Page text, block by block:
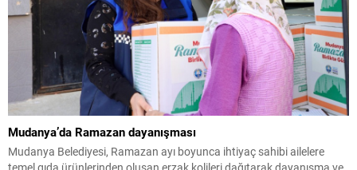
Mudanya’da Ramazan dayanışması
Mudanya Belediyesi, Ramazan ayı boyunca ihtiyaç sahibi ailelere
temel gıda ürünlerinden oluşan erzak kolileri dağıtarak dayanışma ve